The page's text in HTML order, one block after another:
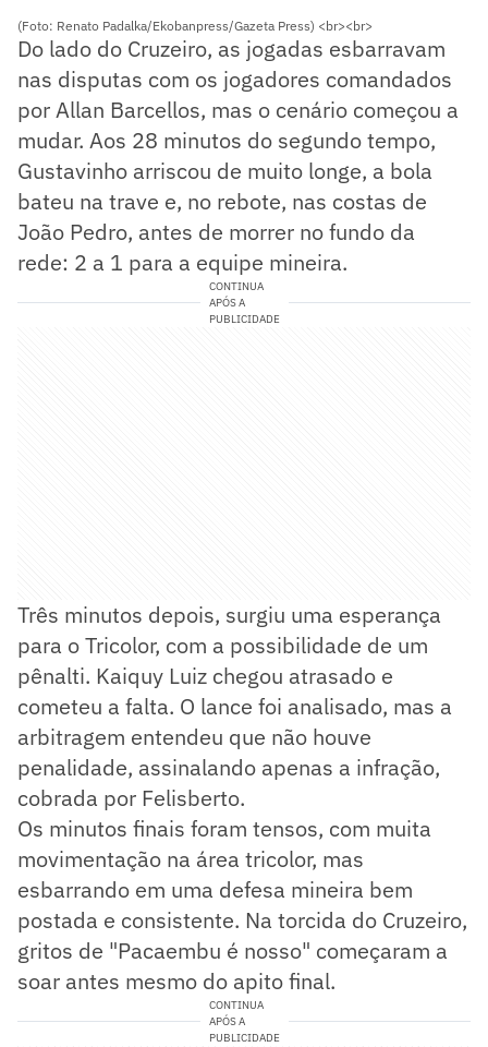
(Foto: Renato Padalka/Ekobanpress/Gazeta Press) <br><br>
Do lado do Cruzeiro, as jogadas esbarravam
nas disputas com os jogadores comandados
por Allan Barcellos, mas o cenário começou a
mudar. Aos 28 minutos do segundo tempo,
Gustavinho arriscou de muito longe, a bola
bateu na trave e, no rebote, nas costas de
João Pedro, antes de morrer no fundo da
rede: 2 a 1 para a equipe mineira.
CONTINUA
APÓS A
PUBLICIDADE
Três minutos depois, surgiu uma esperança
para o Tricolor, com a possibilidade de um
pênalti. Kaiquy Luiz chegou atrasado e
cometeu a falta. O lance foi analisado, mas a
arbitragem entendeu que não houve
penalidade, assinalando apenas a infração,
cobrada por Felisberto.
Os minutos finais foram tensos, com muita
movimentação na área tricolor, mas
esbarrando em uma defesa mineira bem
postada e consistente. Na torcida do Cruzeiro,
gritos de "Pacaembu é nosso" começaram a
soar antes mesmo do apito final.
CONTINUA
APÓS A
PUBLICIDADE